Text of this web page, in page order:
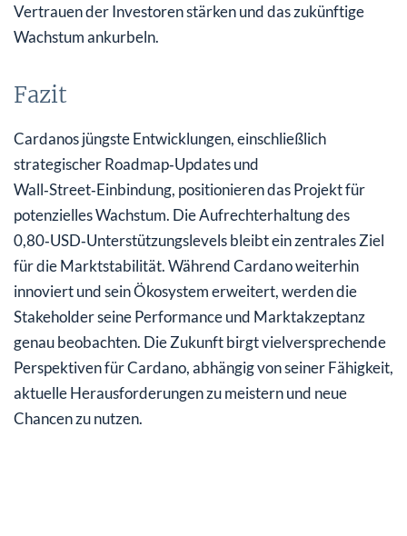
Vertrauen der Investoren stärken und das zukünftige
Wachstum ankurbeln.
Fazit
Cardanos jüngste Entwicklungen, einschließlich
strategischer Roadmap‑Updates und
Wall‑Street‑Einbindung, positionieren das Projekt für
potenzielles Wachstum. Die Aufrechterhaltung des
0,80‑USD‑Unterstützungslevels bleibt ein zentrales Ziel
für die Marktstabilität. Während Cardano weiterhin
innoviert und sein Ökosystem erweitert, werden die
Stakeholder seine Performance und Marktakzeptanz
genau beobachten. Die Zukunft birgt vielversprechende
Perspektiven für Cardano, abhängig von seiner Fähigkeit,
aktuelle Herausforderungen zu meistern und neue
Chancen zu nutzen.